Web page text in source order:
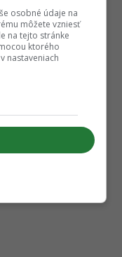
osobné údaje na
môžete vzniesť
na tejto stránke
ktorého
nastaveniach